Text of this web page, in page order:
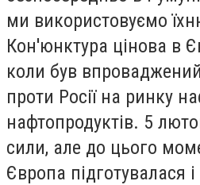
ми використовуємо
Кон'юнктура цінова в
коли був
проти Росії на ринку
нафтопродуктів. 5
сили, але до цього
Європа підготувалася